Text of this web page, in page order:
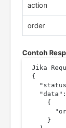
action
order
Contoh
Jika
{
"data":
    {
    }